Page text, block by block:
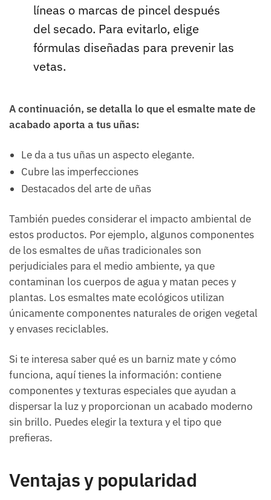
líneas o marcas de pincel después
del secado. Para evitarlo, elige
fórmulas diseñadas para prevenir las
vetas.
A continuación, se detalla lo que el esmalte mate de
acabado aporta a tus uñas:
Le da a tus uñas un aspecto elegante.
Cubre las imperfecciones
Destacados del arte de uñas
También puedes considerar el impacto ambiental de
estos productos. Por ejemplo, algunos componentes
de los esmaltes de uñas tradicionales son
perjudiciales para el medio ambiente, ya que
contaminan los cuerpos de agua y matan peces y
plantas. Los esmaltes mate ecológicos utilizan
únicamente componentes naturales de origen vegetal
y envases reciclables.
Si te interesa saber qué es un barniz mate y cómo
funciona, aquí tienes la información: contiene
componentes y texturas especiales que ayudan a
dispersar la luz y proporcionan un acabado moderno
sin brillo. Puedes elegir la textura y el tipo que
prefieras.
Ventajas y popularidad